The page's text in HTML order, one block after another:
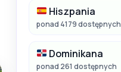
Hiszpania
ponad 4179 dostępnych
Dominikana
ponad 261 dostępnych